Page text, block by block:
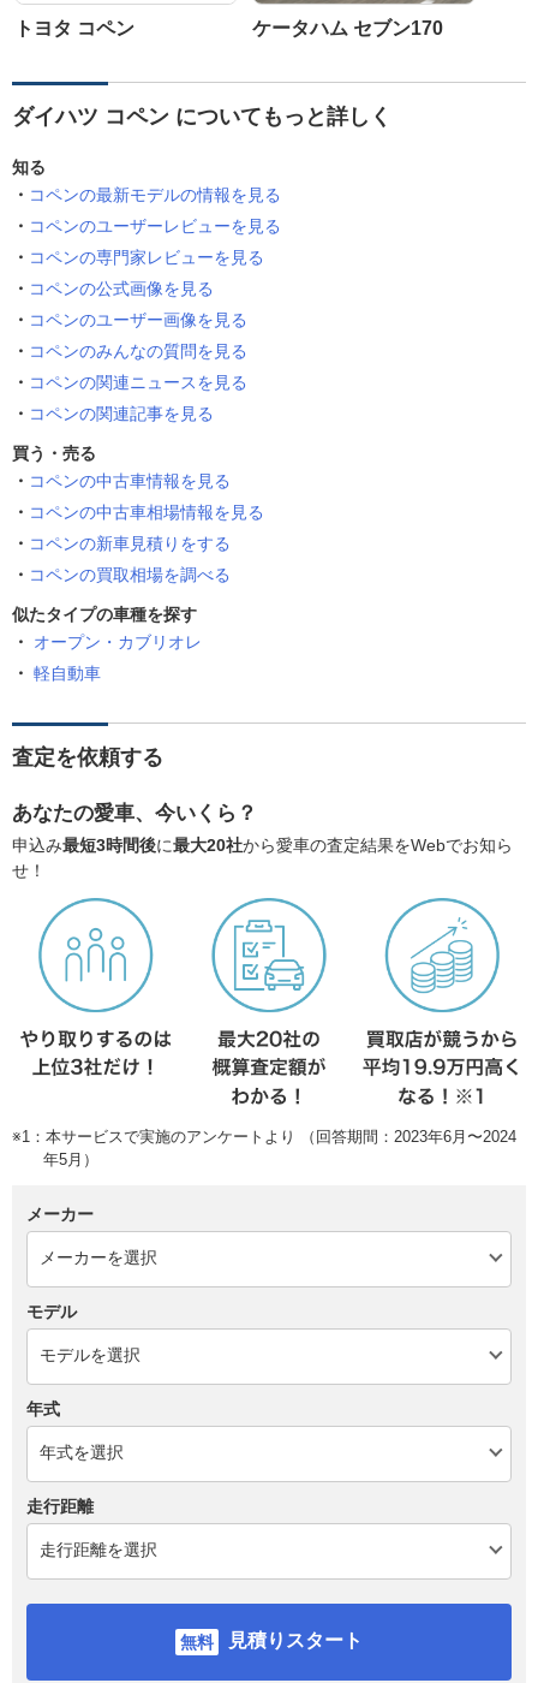
トヨタ コペン ケータハム セブン170
ダイハツ コペン についてもっと詳しく
知る
コペンの最新モデルの情報を見る
コペンのユーザーレビューを見る
コペンの専門家レビューを見る
コペンの公式画像を見る
コペンのユーザー画像を見る
コペンのみんなの質問を見る
コペンの関連ニュースを見る
コペンの関連記事を見る
買う・売る
コペンの中古車情報を見る
コペンの中古車相場情報を見る
コペンの新車見積りをする
コペンの買取相場を調べる
似たタイプの車種を探す
オープン・カブリオレ
軽自動車
査定を依頼する
あなたの愛車、今いくら？
申込み最短3時間後に最大20社から愛車の査定結果をWebでお知ら
せ！
※1：本サービスで実施のアンケートより （回答期間：2023年6月〜2024
年5月）
メーカー
モデル
年式
走行距離
見積りスタート